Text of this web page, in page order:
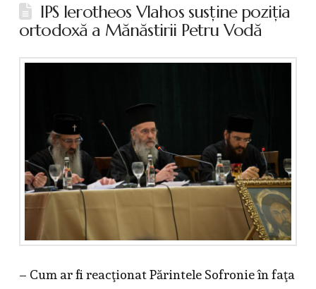
IPS Ierotheos Vlahos susţine poziţia
ortodoxă a Mănăstirii Petru Vodă
– Cum ar fi reacţionat Părintele Sofronie în faţa